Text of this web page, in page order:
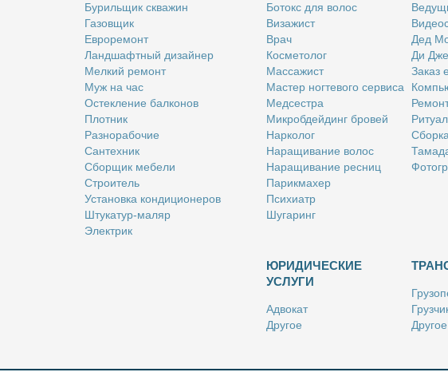
Бу­риль­щик сква­жин
Га­зов­щик
Ев­ро­ре­монт
Ланд­шафт­ный ди­зай­нер
Мел­кий ре­монт
Муж на час
Остек­ле­ние бал­ко­нов
Плот­ник
Раз­но­ра­бо­чие
Сан­тех­ник
Сбор­щик ме­бе­ли
Стро­и­тель
Уста­нов­ка кон­ди­ци­о­не­ров
Шту­ка­тур-ма­ляр
Элек­трик
Бо­токс для во­лос
Ви­за­жист
Врач
Кос­ме­то­лог
Мас­са­жист
Ма­стер ног­те­во­го сер­ви­са
Мед­сест­ра
Мик­роб­дей­динг бро­вей
Нар­ко­лог
На­ра­щи­ва­ние во­лос
На­ра­щи­ва­ние рес­ниц
Па­рик­махер
Пси­хи­атр
Шу­га­ринг
Дед
Ди
За­каз
ЮРИДИЧЕСКИЕ
УСЛУГИ
Адво­кат
Дру­гое
Ри­эл­тор
Дру­гое
Так­си